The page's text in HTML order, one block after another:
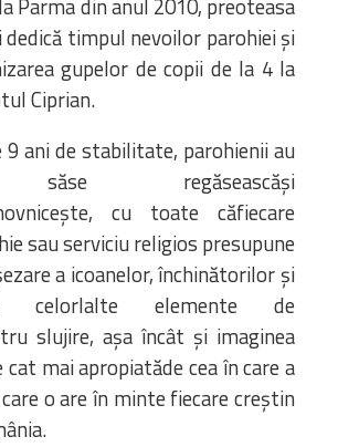
Parma din anul 2010, preoteasa
dedică timpul nevoilor parohiei și
gupelor de copii de la 4 la
Ciprian.
9 ani de stabilitate, parohienii au
regăseascăși
cu toate căfiecare
sau serviciu religios presupune
a icoanelor, închinătorilor și
elemente de
slujire, așa încât și imaginea
cat mai apropiatăde cea în care a
o are în minte fiecare creștin